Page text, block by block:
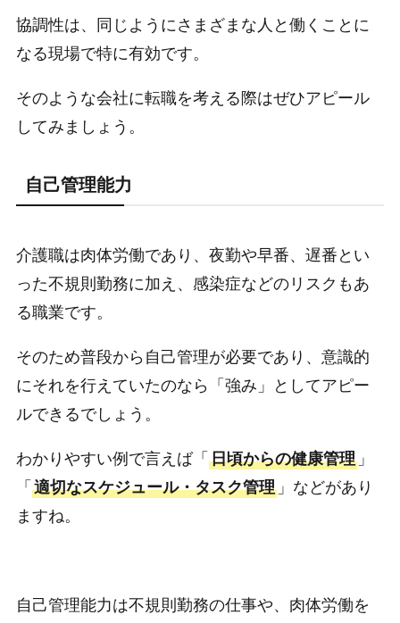
協調性は、同じようにさまざまな人と働くことに
なる現場で特に有効です。
そのような会社に転職を考える際はぜひアピール
してみましょう。
自己管理能力
介護職は肉体労働であり、夜勤や早番、遅番とい
った不規則勤務に加え、感染症などのリスクもあ
る職業です。
そのため普段から自己管理が必要であり、意識的
にそれを行えていたのなら「強み」としてアピー
ルできるでしょう。
わかりやすい例で言えば「 日頃からの健康管理」
「 適切なスケジュール・タスク管理」などがあり
ますね。
自己管理能力は不規則勤務の仕事や、肉体労働を